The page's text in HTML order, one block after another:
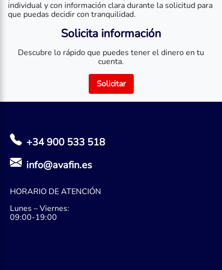
individual y con información clara durante la solicitud para
que puedas decidir con tranquilidad.
Solicita información
Descubre lo rápido que puedes tener el dinero en tu
cuenta.
Solicitar
+34 900 533 518
info@avafin.es
HORARIO DE ATENCIÓN
Lunes – Viernes:
09:00-19:00